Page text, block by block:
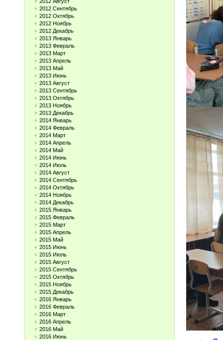
2012 Сентябрь
2012 Октябрь
2012 Ноябрь
2012 Декабрь
2013 Январь
2013 Февраль
2013 Март
2013 Апрель
2013 Май
2013 Июнь
2013 Август
2013 Сентябрь
2013 Октябрь
2013 Ноябрь
2013 Декабрь
2014 Январь
2014 Февраль
2014 Март
2014 Апрель
2014 Май
2014 Июнь
2014 Июль
2014 Август
2014 Сентябрь
2014 Октябрь
2014 Ноябрь
2014 Декабрь
2015 Январь
2015 Февраль
2015 Март
2015 Апрель
2015 Май
2015 Июнь
2015 Июль
2015 Август
2015 Сентябрь
2015 Октябрь
2015 Ноябрь
2015 Декабрь
2016 Январь
2016 Февраль
2016 Март
2016 Апрель
2016 Май
2016 Июнь